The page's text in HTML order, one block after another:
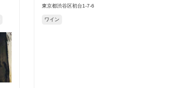
東京都渋谷区初台1-7-6
ワイン